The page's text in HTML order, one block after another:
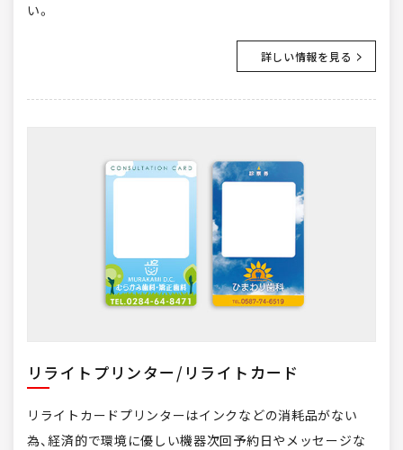
い。
詳しい情報を見る
リライトプリンター/リライトカード
リライトカードプリンターはインクなどの消耗品がない
為、経済的で環境に優しい機器次回予約日やメッセージな